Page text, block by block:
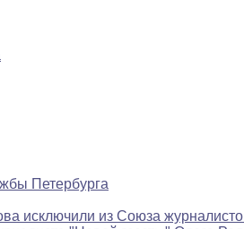
Петербурга
исключили из Союза